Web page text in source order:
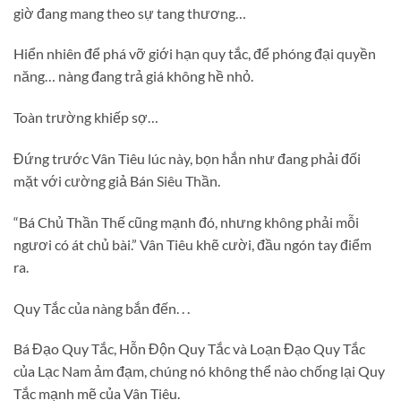
giờ đang mang theo sự tang thương…
Hiển nhiên để phá vỡ giới hạn quy tắc, để phóng đại quyền
năng… nàng đang trả giá không hề nhỏ.
Toàn trường khiếp sợ…
Đứng trước Vân Tiêu lúc này, bọn hắn như đang phải đối
mặt với cường giả Bán Siêu Thần.
“Bá Chủ Thần Thế cũng mạnh đó, nhưng không phải mỗi
ngươi có át chủ bài.” Vân Tiêu khẽ cười, đầu ngón tay điểm
ra.
Quy Tắc của nàng bắn đến. . .
Bá Đạo Quy Tắc, Hỗn Độn Quy Tắc và Loạn Đạo Quy Tắc
của Lạc Nam ảm đạm, chúng nó không thể nào chống lại Quy
Tắc mạnh mẽ của Vân Tiêu.